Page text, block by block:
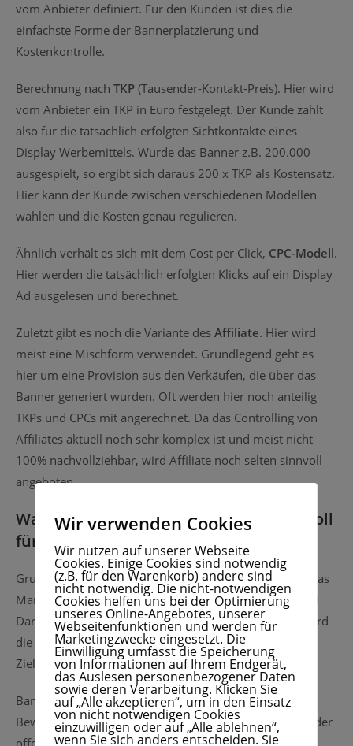
vom Anbieter definiert. Für den Kunden ist dies die
einfachste Forme der Bannerplatzierung und
Kostenkontrolle.
Berechnung nach TKP (Tausender-Kontakt-Preis). Hier wird
vom Anbieter ein TKP in Euro festgelegt. Der Kunde zahlt
also für die tatsächlich erfolgten Sichtkontakte eines
Display Werbemittels. Wurde das Banner z.B. 200.000
ausgespielt, so ergibt sich daraus 200 x TKP als Kostensatz.
Hier kann der Kunde zwischen verschiedenen Modellen
wählen und die Kosten genau regulieren.
Ähnlich verhält es sich mit dem Cost per Click, CPC-Modell.
Hier werden die tatsächlich erfolgten Klicks auf ein Display
Ad ausgelesen und berechnet.
Zuletzt gibt es noch die Variante des Affiliate. Hier wird
meist eine Mischform verwendet. Grundlegend geht es
hier um eine Provision aus den Verkäufen, die über das
Banner generiert wurden. Oft werden hier noch anteilig
TKPs und CPCs mit angerechnet. Da das Controlling von
Affiliates aktuell noch sehr komplex ist und meist nicht
100% nachvollziehbar, wird Affiliate noch selten sinnvoll
angeboten.
Wann ist eine Display-Kampagne sinnvoll
für Ihr Unternehmen?
Grundsätzlich sind Display-Kampagnen immer gut für das
Markenbranding. Durch die ständige Wiederholung und
Darstellung der Banner auf themenrelevanten Seiten wird
die dargestellte Marke präsentiert und die zugehörige
Zielseite bekommt zusätzlichen Traffic.
Banner mit einer Kurzen Laufzeit eignen sich ideal zur
Bewerbung von Aktionen, wie z.B. Schlussverkauf, Tag der
Wir verwenden Cookies
Wir nutzen auf unserer Webseite
Cookies. Einige Cookies sind notwendig
(z.B. für den Warenkorb) andere sind
nicht notwendig. Die nicht-notwendigen
Cookies helfen uns bei der Optimierung
unseres Online-Angebotes, unserer
Webseitenfunktionen und werden für
Marketingzwecke eingesetzt. Die
Einwilligung umfasst die Speicherung
von Informationen auf Ihrem Endgerät,
das Auslesen personenbezogener Daten
sowie deren Verarbeitung. Klicken Sie
auf „Alle akzeptieren“, um in den Einsatz
von nicht notwendigen Cookies
einzuwilligen oder auf „Alle ablehnen“,
wenn Sie sich anders entscheiden. Sie